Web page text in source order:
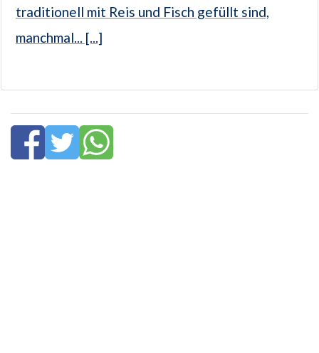
traditionell mit Reis und Fisch gefüllt sind,
manchmal... [...]